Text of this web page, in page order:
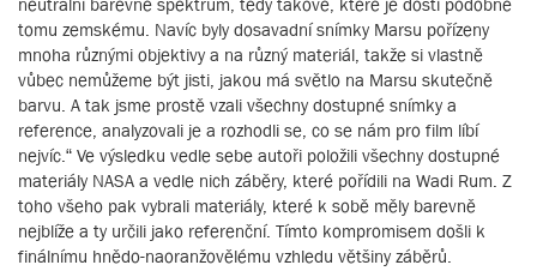
tomu zemskému. Navíc byly dosavadní snímky Marsu pořízeny
mnoha různými objektivy a na různý materiál, takže si vlastně
vůbec nemůžeme být jisti, jakou má světlo na Marsu skutečně
barvu. A tak jsme prostě vzali všechny dostupné snímky a
reference, analyzovali je a rozhodli se, co se nám pro film líbí
nejvíc.“ Ve výsledku vedle sebe autoři položili všechny dostupné
materiály NASA a vedle nich záběry, které pořídili na Wadi Rum. Z
toho všeho pak vybrali materiály, které k sobě měly barevně
nejblíže a ty určili jako referenční. Tímto kompromisem došli k
finálnímu hnědo-naoranžovělému vzhledu většiny záběrů.